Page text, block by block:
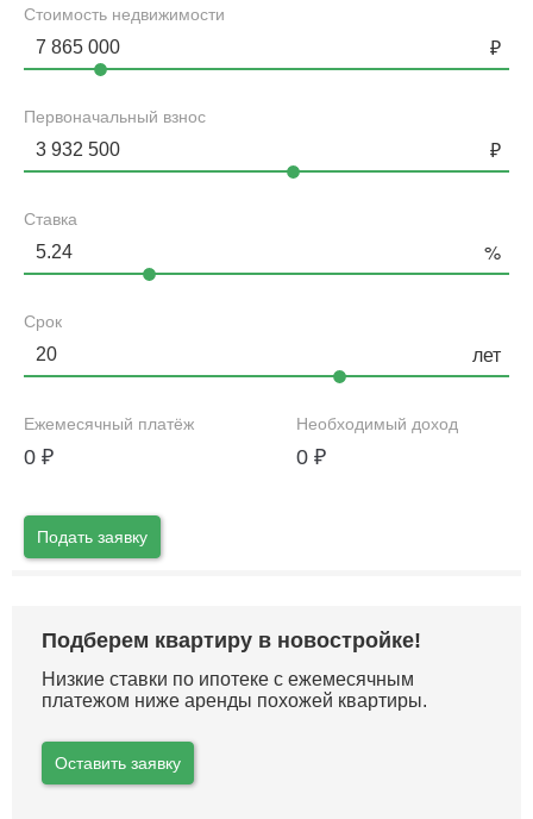
Стоимость недвижимости
Первоначальный взнос
Ставка
Срок
Ежемесячный платёж
0 ₽
Необходимый доход
0 ₽
Подать заявку
Подберем квартиру в новостройке!
Низкие ставки по ипотеке с ежемесячным
платежом ниже аренды похожей квартиры.
Оставить заявку